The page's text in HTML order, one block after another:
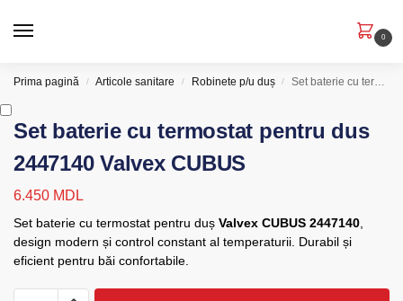
0
Prima pagină / Articole sanitare / Robinete p/u duș / Set baterie cu termostat pentru dus 2447140 Valvex CUBUS
Set baterie cu termostat pentru dus
2447140 Valvex CUBUS
6.450 MDL
Set baterie cu termostat pentru duș Valvex CUBUS 2447140
design modern și control constant al temperaturii. Durabil și
eficient pentru băi confortabile.